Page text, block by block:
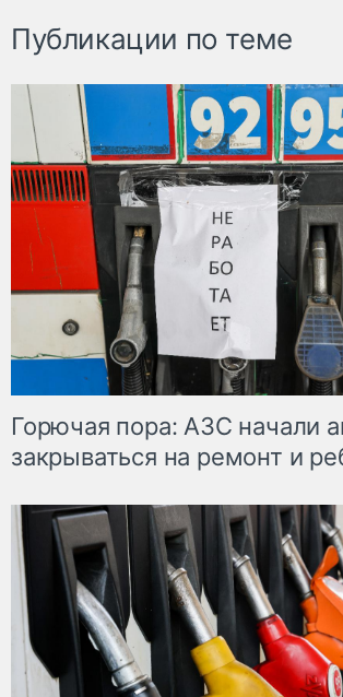
Публикации по теме
Горючая пора: АЗС начали
закрываться на ремонт и